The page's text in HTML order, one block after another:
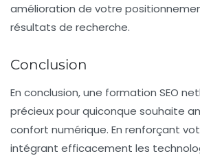
amélioration de votre
résultats de recherche.
Conclusion
En conclusion, une formation SEO
précieux pour quiconque souhaite
confort numérique. En renforçant
intégrant efficacement les